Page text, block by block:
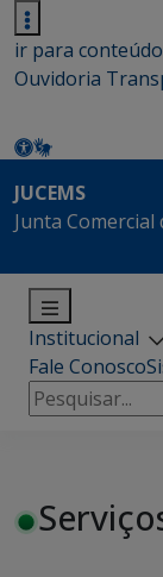
ir para conteúdo
Ouvidoria
JUCEMS
Junta
Institucional
Fale Conosco
Pesquisar
por: